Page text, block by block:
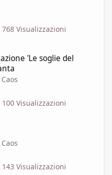
768 Visualizzazioni
'Le soglie del
100 Visualizzazioni
143 Visualizzazioni